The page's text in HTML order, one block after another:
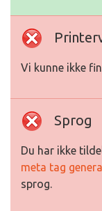
Vi kunne ikke
Sprog
Du har ikke
meta tag
sprog.